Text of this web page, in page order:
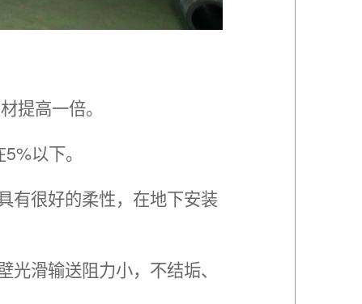
提高一倍。
以下。
有很好的柔性，在地下安装
滑输送阻力小，不结垢、